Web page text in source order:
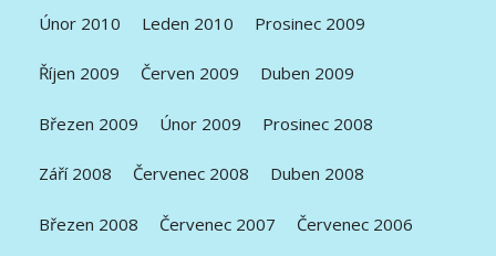
Únor 2010 Leden 2010 Prosinec 2009
Říjen 2009 Červen 2009 Duben 2009
Březen 2009 Únor 2009 Prosinec 2008
Září 2008 Červenec 2008 Duben 2008
Březen 2008 Červenec 2007 Červenec 2006